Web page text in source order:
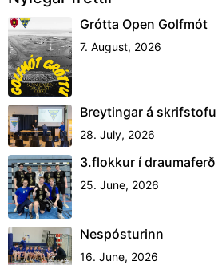
Grótta Open Golfmót
7. August, 2026
Breytingar á skrifstofu
28. July, 2026
3.flokkur í draumaferð
25. June, 2026
Nespósturinn
16. June, 2026